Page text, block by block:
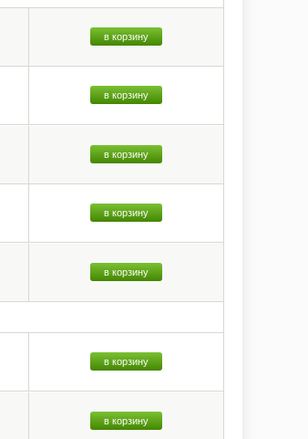
в корзину
в корзину
в корзину
в корзину
в корзину
в корзину
в корзину